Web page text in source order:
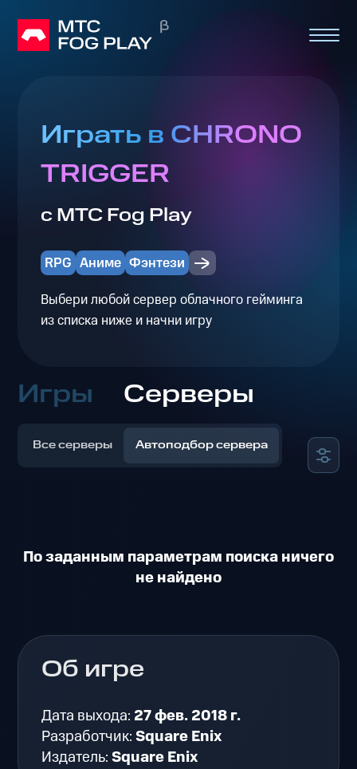
Играть в CHRONO
TRIGGER
с МТС Fog Play
RPG Аниме Фэнтези
Выбери любой сервер облачного гейминга
из списка ниже и начни игру
Игры Серверы
Все серверы Автоподбор сервера
По заданным параметрам поиска ничего
не найдено
Об игре
Дата выхода: 27 фев. 2018 г.
Разработчик:Square Enix
Издатель:Square Enix